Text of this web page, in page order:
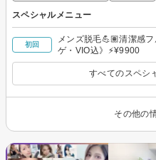
スペシャルメニュー
初回
メンズ脱毛💪🏽清潔感
ゲ・VIO込》⚡️¥9900
すべてのスペシ
その他の